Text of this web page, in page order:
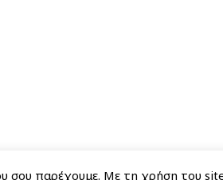
παρέχουμε. Με τη χρήση του